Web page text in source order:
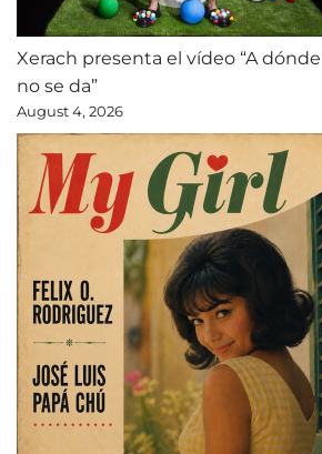
Xerach presenta el vídeo “A
no se da”
August 4, 2026